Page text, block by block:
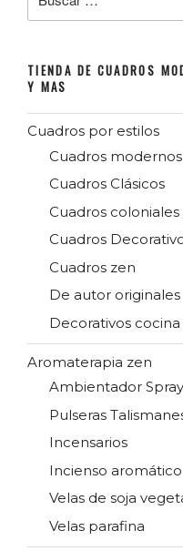
por:
TIENDA DE CUADROS
Y MAS
Cuadros por estilos
Cuadros modernos
Cuadros Clásicos
Cuadros
Cuadros
Cuadros zen
De autor
Decorativos
Aromaterapia zen
Ambientador Spray
Pulseras
Incensarios
Incienso aromático
Velas de soja
Velas parafina